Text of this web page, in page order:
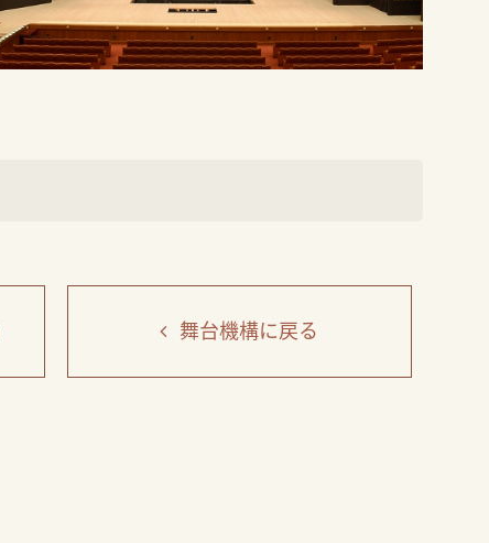
舞台機構に戻る